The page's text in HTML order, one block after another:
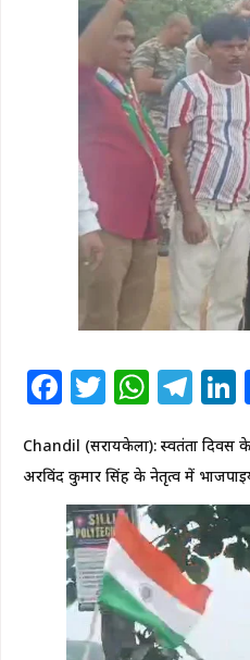
Facebook
Twitter
Chandil (सरायकेला): स्वतंत्रता दिवस
अरविंद कुमार सिंह के नेतृत्व में